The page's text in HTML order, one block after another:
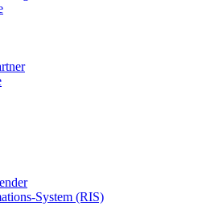
System (RIS)